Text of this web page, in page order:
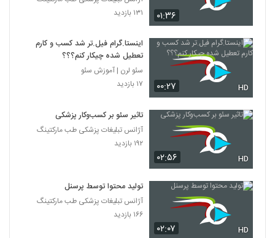
۰۱:۳۶
۱۳۱ بازدید
۰۰:۲۷ HD
اینستا.گرام فیل.تر شد کسب و کارم
تعطیل شده چیکار کنم؟؟؟
سئو لرن | آموزش سئو
۱۷ بازدید
۰۲:۵۶ HD
تاثیر سئو بر کسب‌و‌کار پزشکی
آژانس تبلیغات پزشکی طب مارکتینگ
۱۹۲ بازدید
۰۲:۰۷ HD
تولید محتوا توسط پرسنل
آژانس تبلیغات پزشکی طب مارکتینگ
۱۶۶ بازدید